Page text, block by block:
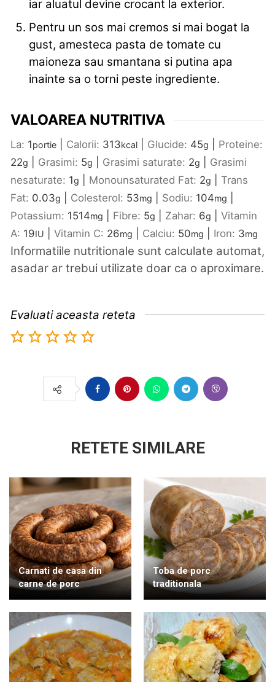
iar aluatul devine crocant la exterior.
Pentru un sos mai cremos si mai bogat la
gust, amesteca pasta de tomate cu
maioneza sau smantana si putina apa
inainte sa o torni peste ingrediente.
VALOAREA NUTRITIVA
La: 1portie Calorii: 313kcal Glucide: 45g
Proteine:
22g Grasimi: 5g Grasimi saturate: 2g
Grasimi
nesaturate: 1g Monounsaturated Fat: 2g
Trans
Fat: 0.03g Colesterol: 53mg Sodiu: 104mg
Potassium: 1514mg Fibre: 5g Zahar: 6g
Vitamin
A: 19IU Vitamin C: 26mg Calciu: 50mg Iron: 3mg
Informatiile nutritionale sunt calculate automat,
asadar ar trebui utilizate doar ca o aproximare.
Evaluati aceasta reteta
RETETE SIMILARE
Carnati de casa din
carne de porc
Toba de porc
traditionala